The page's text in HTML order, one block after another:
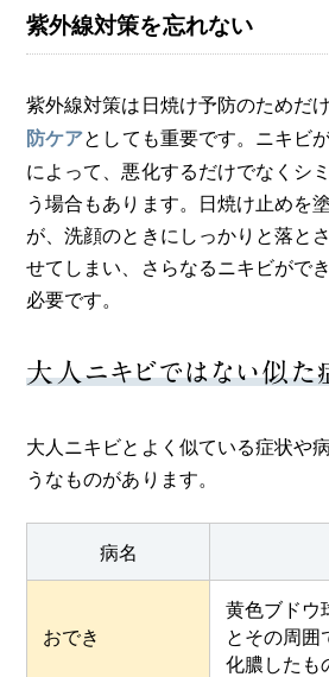
紫外線対策を忘れない
紫外線対策は日焼け予防のためだ
防ケアとしても重要です。ニキビ
によって、悪化するだけでなくシ
う場合もあります。日焼け止めを
が、洗顔のときにしっかりと落と
せてしまい、さらなるニキビがで
必要です。
大人ニキビではない似
大人ニキビとよく似ている症状や
うなものがあります。
病名
おでき
黄色ブドウ
とその周囲
化膿したも